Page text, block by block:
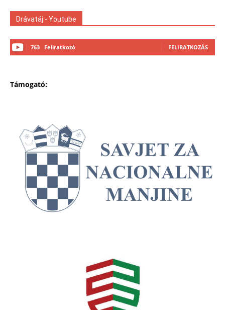
Drávatáj - Youtube
763 Feliratkozó FELIRATKOZÁS
Támogató: